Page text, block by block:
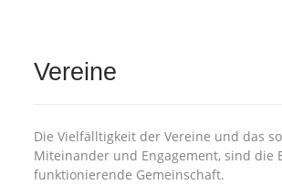
Vereine
Die Vielfälltigkeit der Vereine und das
Miteinander und Engagement, sind die
funktionierende Gemeinschaft.